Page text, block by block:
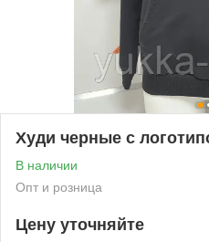
Худи черные с
В наличии
Опт и розница
Цену уточняйте